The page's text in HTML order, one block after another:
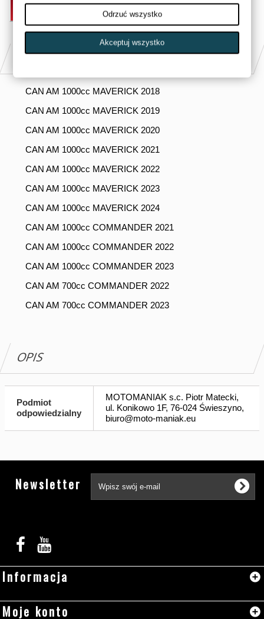
DODAJ DO KOSZYKA
PASUJE DO
CAN AM 1000cc MAVERICK 2018
CAN AM 1000cc MAVERICK 2019
CAN AM 1000cc MAVERICK 2020
CAN AM 1000cc MAVERICK 2021
CAN AM 1000cc MAVERICK 2022
CAN AM 1000cc MAVERICK 2023
CAN AM 1000cc MAVERICK 2024
CAN AM 1000cc COMMANDER 2021
CAN AM 1000cc COMMANDER 2022
CAN AM 1000cc COMMANDER 2023
CAN AM 700cc COMMANDER 2022
CAN AM 700cc COMMANDER 2023
OPIS
Podmiot
odpowiedzialny
MOTOMANIAK s.c. Piotr Matecki,
ul. Konikowo 1F, 76-024 Świeszyno,
biuro@moto-maniak.eu
Newsletter
Informacja
Moje konto
Odrzuć wszystko
Akceptuj wszystko